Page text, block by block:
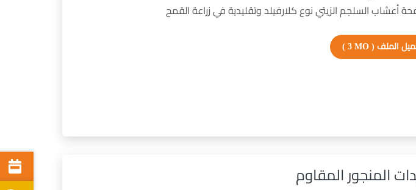
أعشاب السلجم الزيتي نوع كلارفيلد وتقليدية في زراعة القمح
الملف ( 3 MO )
المنجور المقاوم